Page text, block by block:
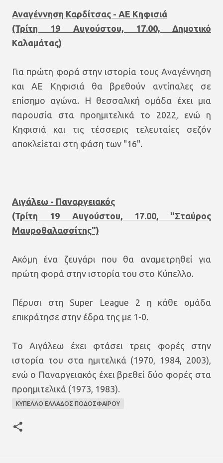
Αναγέννηση Καρδίτσας - ΑΕ Κηφισιά
(Τρίτη 19 Αυγούστου, 17.00, Δημοτικό
Καλαμάτας)
Για πρώτη φορά στην ιστορία τους Αναγέννηση
και ΑΕ Κηφισιά θα βρεθούν αντίπαλες σε
επίσημο αγώνα. Η θεσσαλική ομάδα έχει μια
παρουσία στα προημιτελικά το 2022, ενώ η
Κηφισιά και τις τέσσερις τελευταίες σεζόν
αποκλείεται στη φάση των "16".
Αιγάλεω - Παναργειακός
(Τρίτη 19 Αυγούστου, 17.00, "Σταύρος
Μαυροθαλασσίτης")
Ακόμη ένα ζευγάρι που θα αναμετρηθεί για
πρώτη φορά στην ιστορία του στο Κύπελλο.
Πέρυσι στη Super League 2 η κάθε ομάδα
επικράτησε στην έδρα της με 1-0.
Το Αιγάλεω έχει φτάσει τρεις φορές στην
ιστορία του στα ημιτελικά (1970, 1984, 2003),
ενώ ο Παναργειακός έχει βρεθεί δύο φορές στα
προημιτελικά (1973, 1983).
KYΠΕΛΛΟ ΕΛΛΑΔΟΣ ΠΟΔΟΣΦΑΙΡΟΥ